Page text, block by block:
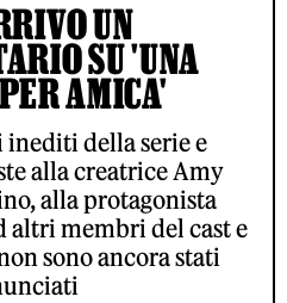
UN
SU 'UNA
AMICA'
della serie e
alla creatrice Amy
alla protagonista
altri membri del cast e
sono ancora stati